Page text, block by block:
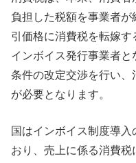
負担した税額を事業者
引価格に消費税を転嫁
インボイス発行事業者と
条件の改定交渉を行い、
が必要となります。
国はインボイス制度導
おり、売上に係る消費